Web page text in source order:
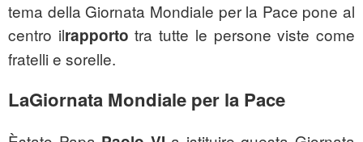
tema della Giornata Mondiale per la Pace pone al
centro ilrapportotra tutte le persone viste come
fratelli e sorelle.
LaGiornata Mondiale per la Pace